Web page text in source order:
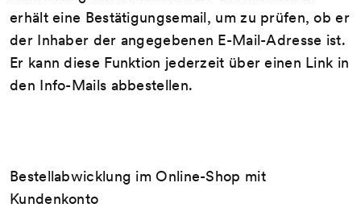
erhält eine Bestätigungsemail, um zu prüfen, ob er
der Inhaber der angegebenen E-Mail-Adresse ist.
Er kann diese Funktion jederzeit über einen Link in
den Info-Mails abbestellen.
Bestellabwicklung im Online-Shop mit
Kundenkonto